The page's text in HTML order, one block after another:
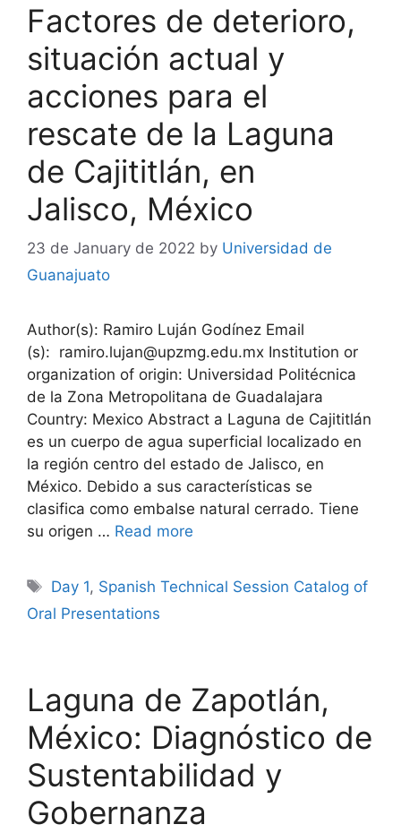
Factores de deterioro,
situación actual y
acciones para el
rescate de la Laguna
de Cajititlán, en
Jalisco, México
23 de January de 2022 by Universidad de
Guanajuato
Author(s): Ramiro Luján Godínez Email
(s): ramiro.lujan@upzmg.edu.mx Institution or
organization of origin: Universidad Politécnica
de la Zona Metropolitana de Guadalajara
Country: Mexico Abstract a Laguna de Cajititlán
es un cuerpo de agua superficial localizado en
la región centro del estado de Jalisco, en
México. Debido a sus características se
clasifica como embalse natural cerrado. Tiene
su origen … Read more
Tags
Day 1, Spanish Technical Session Catalog of
Oral Presentations
Laguna de Zapotlán,
México: Diagnóstico de
Sustentabilidad y
Gobernanza